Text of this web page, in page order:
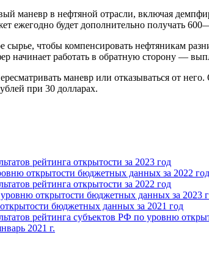
маневр в нефтяной отрасли, включая
ежегодно будет дополнительно получать
чтобы компенсировать нефтяникам
работать в обратную сторону —
маневр или отказываться от
при 30 долларах.
рейтинга открытости за 2023 год
открытости бюджетных данных за 2022 год
рейтинга открытости за 2022 год
открытости бюджетных данных за 2023
бюджетных данных за 2021 год
рейтинга субъектов РФ по уровню
2021 г.